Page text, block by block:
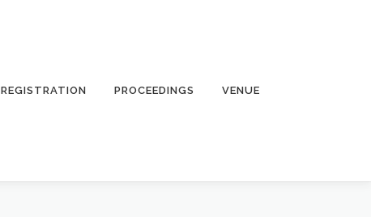
REGISTRATION PROCEEDINGS VENUE